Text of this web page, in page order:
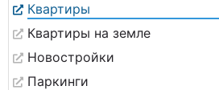
Квартиры
Квартиры на земле
Новостройки
Паркинги